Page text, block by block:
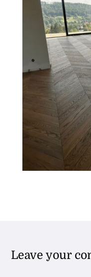
Leave your